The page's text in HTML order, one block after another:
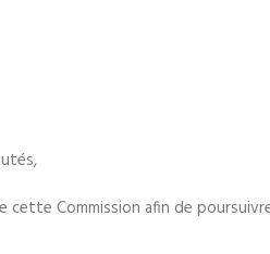
cette Commission afin de